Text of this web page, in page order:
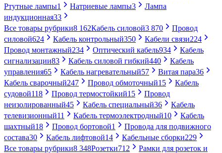
Ртутные лампы1 Натриевые лампы3
Лампа
индукционная33
Все товары рубрики8 162Кабель силовой3 870
Провод
силовой624 Кабель контрольный350 Кабели связи224
Провод монтажный234 Оптический кабель934
Кабель
сигнализации83 Кабель силовой гибкий440
Кабель
управления65 Кабель нагревательный57 Витая пара36
Кабель сварочный247 Провод обмоточный15
Кабель
судовой118 Провод термостойкий15
Провод
неизолированный45 Кабель специальный36
Кабель
телевизионный11 Кабель термоэлектродный10
Кабель
шахтный18 Провод бортовой1
Провода для подвижного
состава30 Кабель лифтовой14 Кабельные сборки229
Все товары рубрики8 348Розетки712
Рамки для розеток и